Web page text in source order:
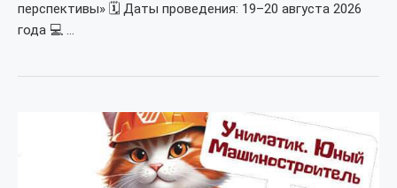
перспективы» 🗓 Даты проведения: 19–20 августа 2026
года 💻 …